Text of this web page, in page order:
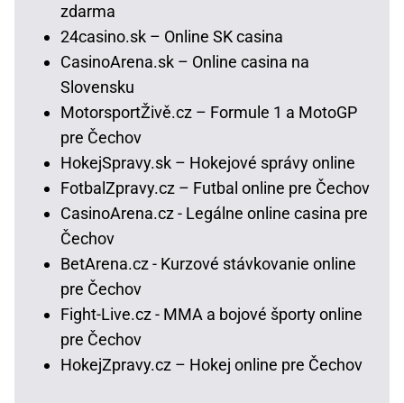
zdarma
24casino.sk – Online SK casina
CasinoArena.sk – Online casina na
Slovensku
MotorsportŽivě.cz – Formule 1 a MotoGP
pre Čechov
HokejSpravy.sk – Hokejové správy online
FotbalZpravy.cz – Futbal online pre Čechov
CasinoArena.cz - Legálne online casina pre
Čechov
BetArena.cz - Kurzové stávkovanie online
pre Čechov
Fight-Live.cz - MMA a bojové športy online
pre Čechov
HokejZpravy.cz – Hokej online pre Čechov